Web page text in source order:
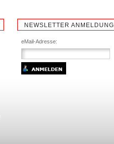
NEWSLETTER ANMELDUNG
eMail-Adresse: